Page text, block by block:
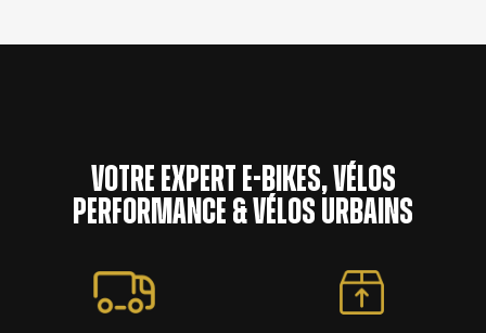
Votre expert e-bikes, vélos
performance & vélos urbains